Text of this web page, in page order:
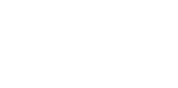
En la misma línea, la
lamentado que la Junta de
reclamaciones de la
mantener las dos unidades
Bonilla le preocupa poco el